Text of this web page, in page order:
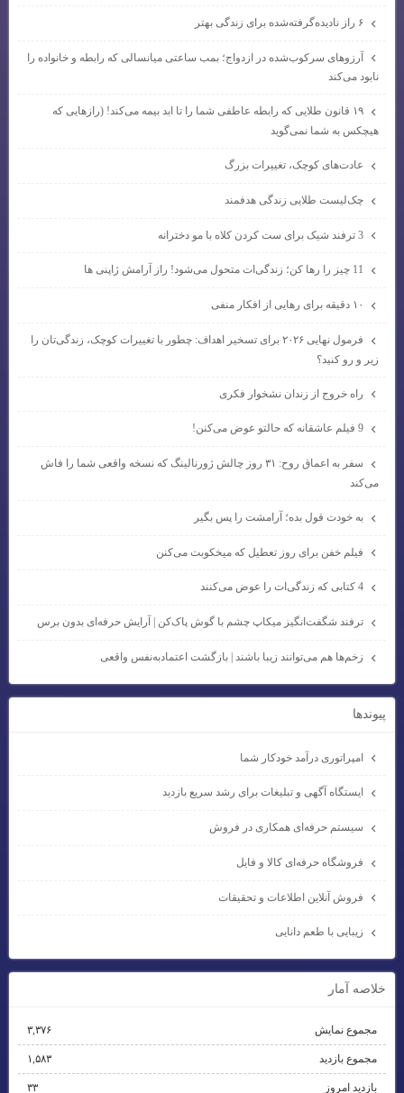
۶ راز نادیده‌گرفته‌شده برای زندگی بهتر
آرزوهای سرکوب‌شده در ازدواج؛ بمب ساعتی میانسالی که رابطه و خانواده را
نابود می‌کند
۱۹ قانون طلایی که رابطه عاطفی شما را تا ابد بیمه می‌کند! (رازهایی که
هیچکس به شما نمی‌گوید
عادت‌های کوچک، تغییرات بزرگ
چک‌لیست طلایی زندگی هدفمند
3 ترفند شیک برای ست کردن کلاه با مو دخترانه
11 چیز را رها کن؛ زندگی‌ات متحول می‌شود! راز آرامش ژاپنی ها
۱۰ دقیقه برای رهایی از افکار منفی
فرمول نهایی ۲۰۲۶ برای تسخیر اهداف: چطور با تغییرات کوچک، زندگی‌تان را
زیر و رو کنید؟
راه خروج از زندان نشخوار فکری
9 فیلم عاشقانه که حالتو عوض می‌کنن!
سفر به اعماق روح: ۳۱ روز چالش ژورنالینگ که نسخه واقعی شما را فاش
می‌کند
به خودت قول بده؛ آرامشت را پس بگیر
فیلم خفن برای روز تعطیل که میخکوبت می‌کنن
4 کتابی که زندگی‌ات را عوض می‌کنند
ترفند شگفت‌انگیز میکاپ چشم با گوش پاک‌کن | آرایش حرفه‌ای بدون برس
زخم‌ها هم می‌توانند زیبا باشند | بازگشت اعتمادبه‌نفس واقعی
پيوندها
امپراتوری درآمد خودکار شما
ایستگاه آگهی و تبلیغات برای رشد سریع بازدید
سیستم حرفه‌ای همکاری در فروش
فروشگاه حرفه‌ای کالا و فایل
فروش آنلاین اطلاعات و تحقیقات
زیبایی با طعم دانایی
خلاصه آمار
مجموع نمایش‌ ۳,۳۷۶
مجموع بازدید ۱,۵۸۳
بازدید امروز ۳۳